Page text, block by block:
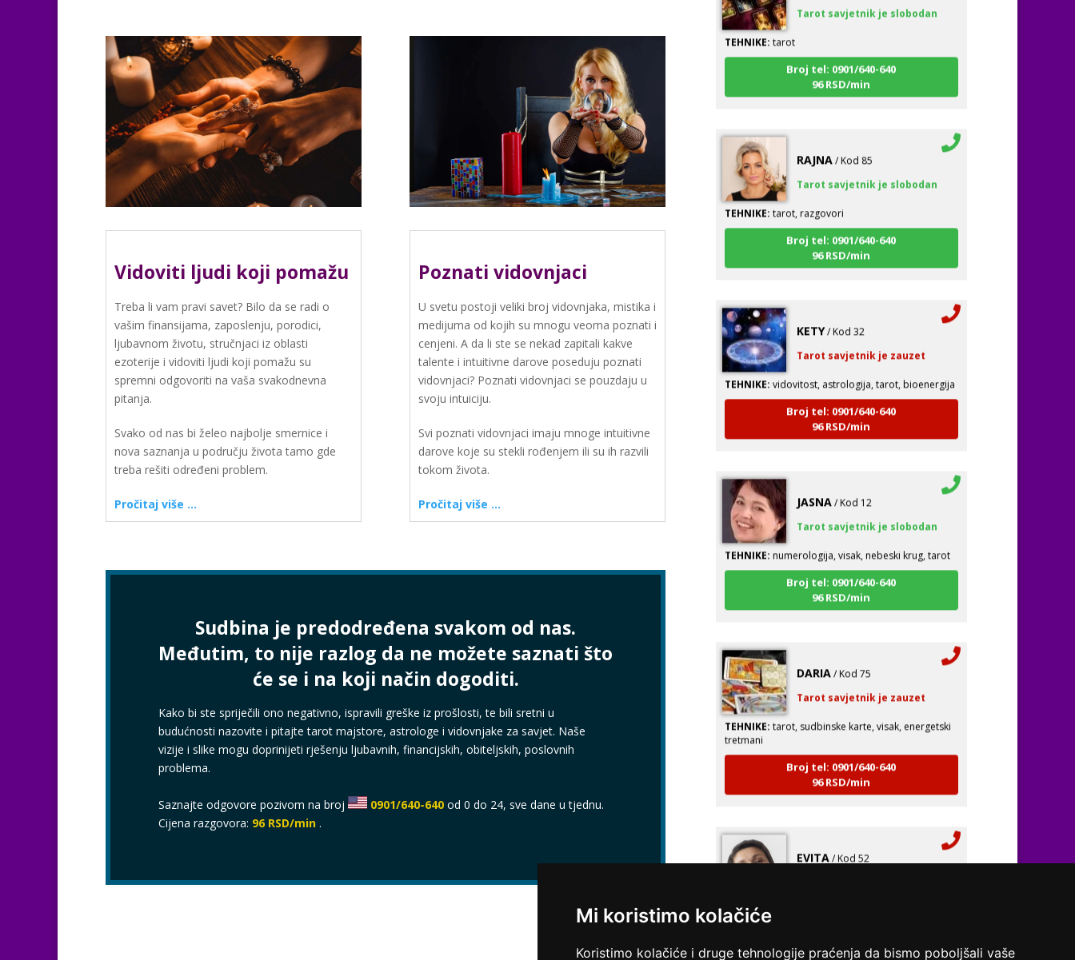
Mi koristimo kolačiće
Koristimo kolačiće i druge tehnologije praćenja da bismo poboljšali vaše
Vidoviti ljudi koji pomažu
Treba li vam pravi savet? Bilo da se radi o
vašim finansijama, zaposlenju, porodici,
ljubavnom životu, stručnjaci iz oblasti
ezoterije i vidoviti ljudi koji pomažu su
spremni odgovoriti na vaša svakodnevna
pitanja.
Svako od nas bi želeo najbolje smernice i
nova saznanja u području života tamo gde
treba rešiti određeni problem.
Pročitaj više …
Poznati vidovnjaci
U svetu postoji veliki broj vidovnjaka, mistika i
medijuma od kojih su mnogu veoma poznati i
cenjeni. A da li ste se nekad zapitali kakve
talente i intuitivne darove poseduju poznati
vidovnjaci? Poznati vidovnjaci se pouzdaju u
svoju intuiciju.
Svi poznati vidovnjaci imaju mnoge intuitivne
darove koje su stekli rođenjem ili su ih razvili
tokom života.
Pročitaj više …
Sudbina je predodređena svakom od nas.
Međutim, to nije razlog da ne možete saznati što
će se i na koji način dogoditi.
Kako bi ste spriječili ono negativno, ispravili greške iz prošlosti, te bili sretni u
budućnosti nazovite i pitajte tarot majstore, astrologe i vidovnjake za savjet. Naše
vizije i slike mogu doprinijeti rješenju ljubavnih, financijskih, obiteljskih, poslovnih
problema.
Saznajte odgovore pozivom na broj 0901/640-640 od 0 do 24, sve dane u tjednu.
Cijena razgovora: 96 RSD/min .
TEHNIKE:tarot
Broj tel: 0901/640-640
96 RSD/min
Tarot savjetnik je slobodan
TEHNIKE:tarot, razgovori
Broj tel: 0901/640-640
96 RSD/min
Tarot savjetnik je zauzet
TEHNIKE:vidovitost, astrologija, tarot, bioenergija
Broj tel: 0901/640-640
96 RSD/min
Tarot savjetnik je slobodan
TEHNIKE:numerologija, visak, nebeski krug, tarot
Broj tel: 0901/640-640
96 RSD/min
Tarot savjetnik je zauzet
TEHNIKE:tarot, sudbinske karte, visak, energetski
tretmani
96 RSD/min
Tarot savjetnik je zauzet
Pregled svih tarot savjetnika